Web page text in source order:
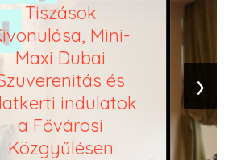
Tiszások
Mini-
Maxi Dubai
és
indulatok
a Fővárosi
Közgyűlésen
›